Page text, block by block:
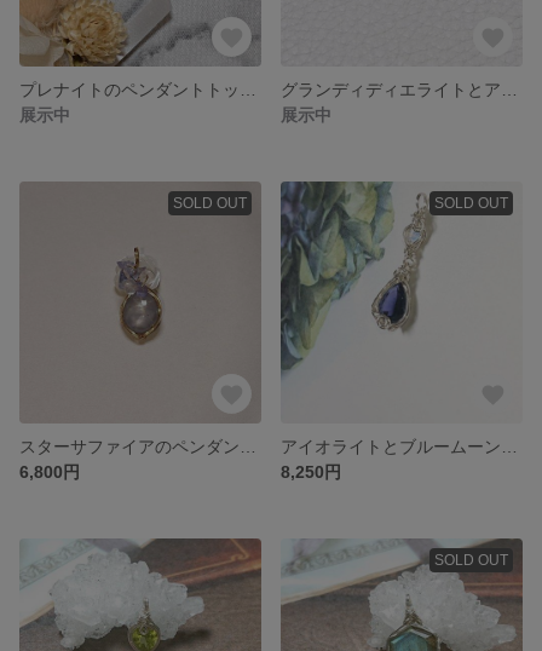
展示中
展示中
SOLD OUT
6,800円
SOLD OUT
8,250円
SOLD OUT